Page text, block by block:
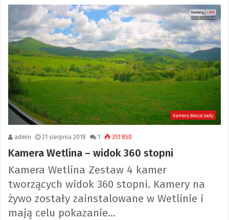
Kamery Bieszczady
admin 21 sierpnia 2018 1 351 850
Kamera Wetlina – widok 360 stopni
Kamera Wetlina Zestaw 4 kamer
tworzących widok 360 stopni. Kamery na
żywo zostały zainstalowane w Wetlinie i
mają celu pokazanie…